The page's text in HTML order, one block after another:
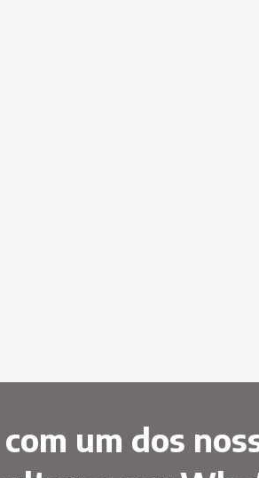
com um dos